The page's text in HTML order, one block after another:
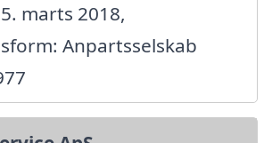
marts 2018,
Anpartsselskab